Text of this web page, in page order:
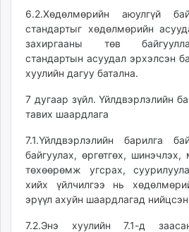
6.2.Хөдөлмөрийн аюулгүй
стандартыг хөдөлмөрийн
захиргааны төв
стандартын асуудал эрхэлсэн
хуулийн дагуу батална.
7 дугаар зүйл. Үйлдвэрлэлийн
тавих шаардлага
7.1.Үйлдвэрлэлийн барилга
байгуулах, өргөтгөх,
төхөөрөмж угсрах,
хийх үйлчилгээ нь
эрүүл ахуйн шаардлагад
7.2.Энэ хуулийн 7.1-д